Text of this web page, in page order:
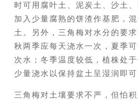
时可用腐叶土、泥炭土、沙土
加入少量腐熟的饼渣作基肥，
土。另外，三角梅对水分的要
秋两季应每天浇水一次，夏季
次水；冬季温度较低，植株处
少量浇水以保持盆土呈湿润即可
三角梅对土壤要求不严，但怕